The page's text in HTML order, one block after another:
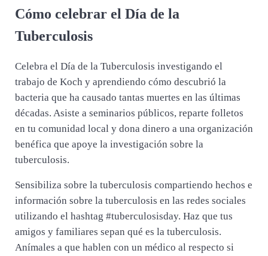
Cómo celebrar el Día de la
Tuberculosis
Celebra el Día de la Tuberculosis investigando el
trabajo de Koch y aprendiendo cómo descubrió la
bacteria que ha causado tantas muertes en las últimas
décadas. Asiste a seminarios públicos, reparte folletos
en tu comunidad local y dona dinero a una organización
benéfica que apoye la investigación sobre la
tuberculosis.
Sensibiliza sobre la tuberculosis compartiendo hechos e
información sobre la tuberculosis en las redes sociales
utilizando el hashtag #tuberculosisday. Haz que tus
amigos y familiares sepan qué es la tuberculosis.
Anímales a que hablen con un médico al respecto si